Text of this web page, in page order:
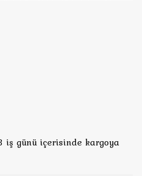
iş günü içerisinde kargoya